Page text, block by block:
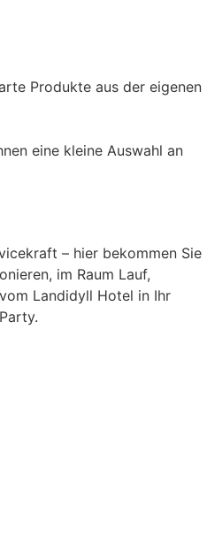
Produkte aus der eigenen
eine kleine Auswahl an
– hier bekommen Sie
im Raum Lauf,
Landidyll Hotel in Ihr